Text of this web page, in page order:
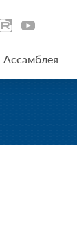
Ассамблея